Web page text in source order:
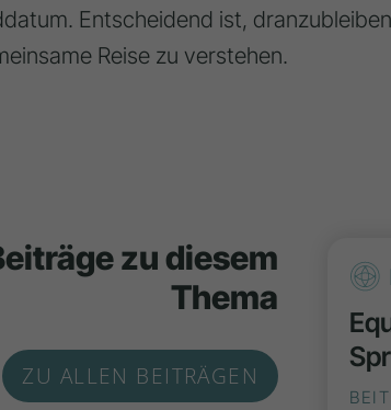
Entscheidend ist,
Reise zu verstehen.
zu diesem
Thema
ZU ALLEN BEITRÄGEN